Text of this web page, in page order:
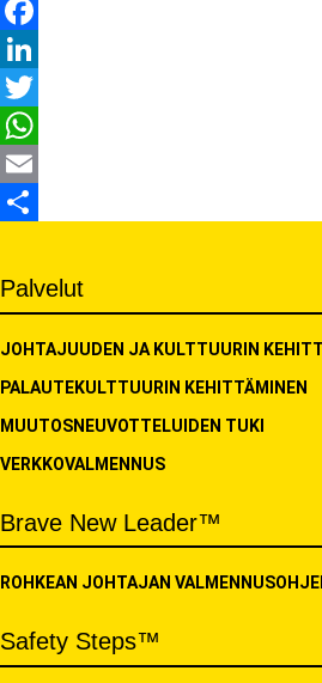
Facebook
LinkedIn
Twitter
WhatsApp
Email
Palvelut
JOHTAJUUDEN JA KULTTUURIN
PALAUTEKULTTUURIN KEHITTÄMINEN
MUUTOSNEUVOTTELUIDEN TUKI
VERKKOVALMENNUS
Brave New Leader™
ROHKEAN JOHTAJAN
Safety Steps™